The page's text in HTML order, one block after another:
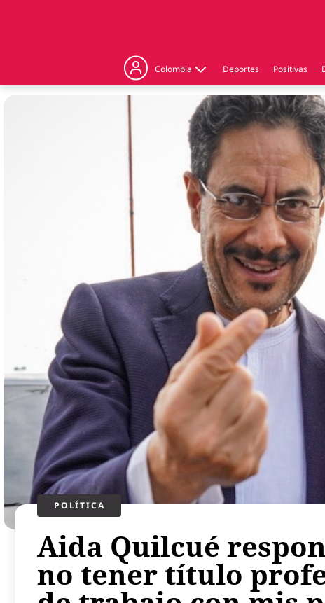
Colombia
Politica
Regiones
Deportes Positivas
POLÍTICA​
Aida Quilcué
no tener título